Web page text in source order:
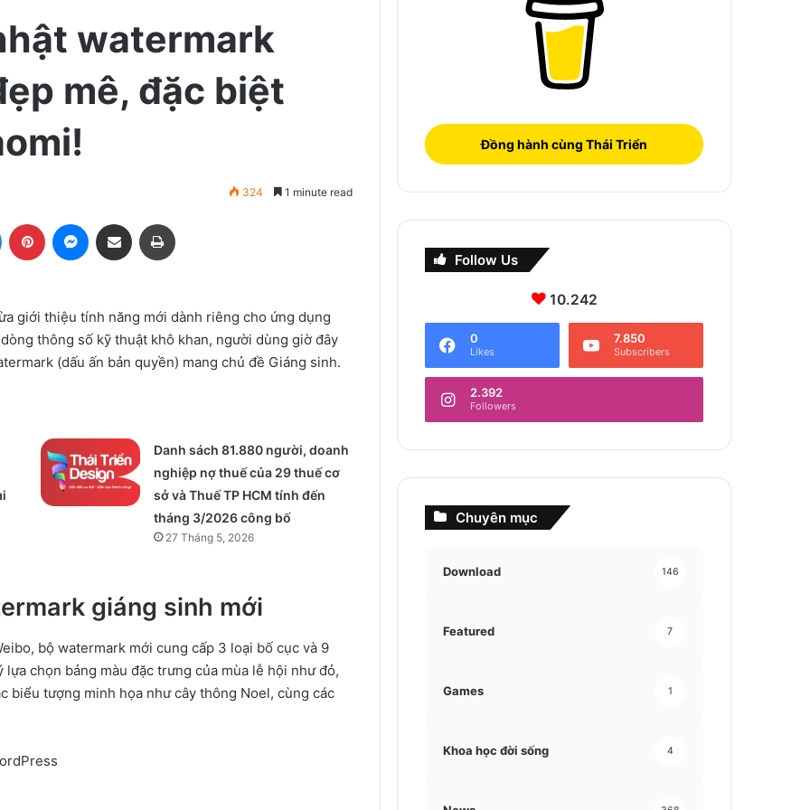
watermark
mê, đặc biệt
324 1 minute read
LinkedIn Pinterest Messenger
Share via Email
giới thiệu tính năng mới dành riêng cho ứng dụng
thông số kỹ thuật khô khan, người dùng giờ đây
(dấu ấn bản quyền) mang chủ đề Giáng sinh.
Danh sách 81.880‬ người, doanh
nghiệp nợ thuế của 29 thuế cơ
sở và Thuế TP HCM tính đến
tháng 3/2026 công bố
27 Tháng 5, 2026
giáng sinh mới
bộ watermark mới cung cấp 3 loại bố cục và 9
chọn bảng màu đặc trưng của mùa lễ hội như đỏ,
biểu tượng minh họa như cây thông Noel, cùng các
Đồng hành cùng Thái Triển
Follow Us
10.242
0
Likes
7.850
Subscribers
2.392
Followers
Chuyên mục
Download 146
Featured 7
Games 1
Khoa học đời sống 4